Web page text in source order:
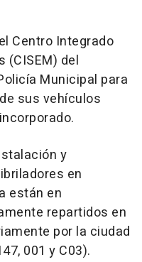
Centro Integrado
(CISEM) del
Municipal para
sus vehículos
y
en
están en
repartidos en
por la ciudad
001 y C03).